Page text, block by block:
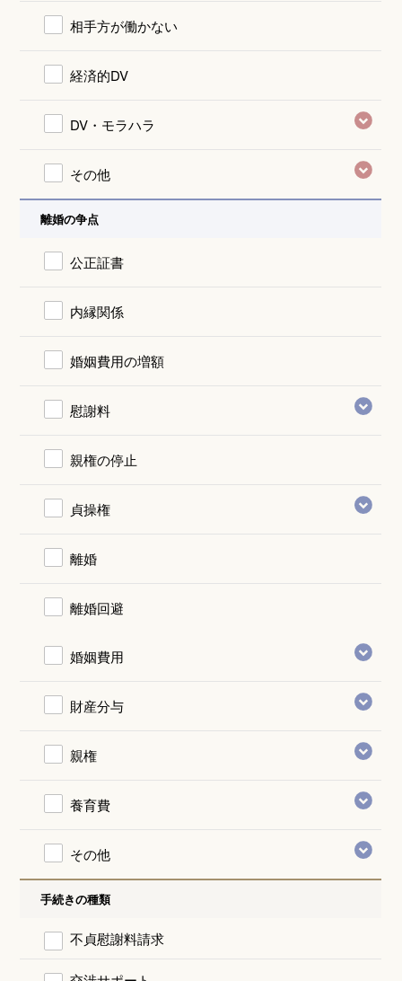
相手方が働かない
経済的DV
DV・モラハラ
その他
離婚の争点
公正証書
内縁関係
婚姻費用の増額
慰謝料
親権の停止
貞操権
離婚
離婚回避
婚姻費用
財産分与
親権
養育費
その他
手続きの種類
不貞慰謝料請求